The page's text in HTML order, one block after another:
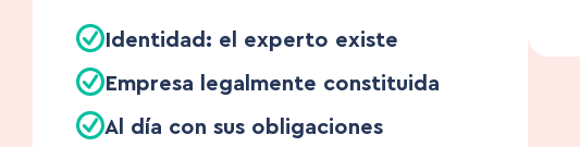
Identidad: el experto existe
Empresa legalmente constituida
Al día con sus obligaciones